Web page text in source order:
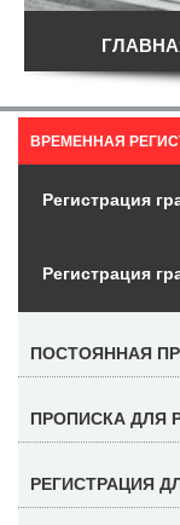
ВРЕМЕННАЯ
Регистрация
Регистрация
ПОСТОЯННАЯ
ПРОПИСКА ДЛЯ
РЕГИСТРАЦИЯ